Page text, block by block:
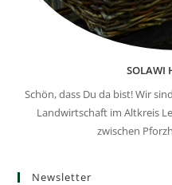
SOLAWI
Schön, dass Du da bist! Wir
Landwirtschaft im Altkreis
zwischen
Newsletter